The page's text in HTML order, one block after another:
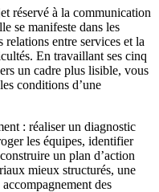
réservé à la communication
se manifeste dans les
entre services et la
En travaillant ses cinq
un cadre plus lisible, vous
conditions d’une
: réaliser un diagnostic
les équipes, identifier
un plan d’action
mieux structurés, une
des